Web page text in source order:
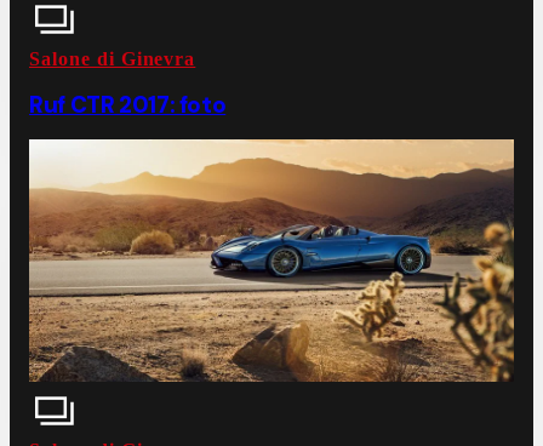
Salone di Ginevra
Ruf CTR 2017: foto